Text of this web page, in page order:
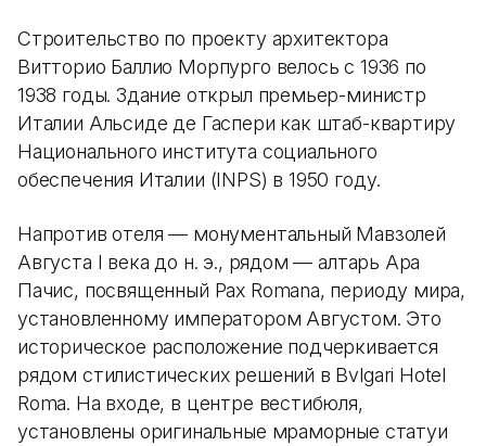
Строительство по проекту архитектора
Витторио Баллио Морпурго велось с 1936 по
1938 годы. Здание открыл премьер-министр
Италии Альсиде де Гаспери как штаб-квартиру
Национального института социального
обеспечения Италии (INPS) в 1950 году.
Напротив отеля — монументальный Мавзолей
Августа I века до н. э., рядом — алтарь Ара
Пачис, посвященный Pax Romana, периоду мира,
установленному императором Августом. Это
историческое расположение подчеркивается
рядом стилистических решений в Bvlgari Hotel
Roma. На входе, в центре вестибюля,
установлены оригинальные мраморные статуи